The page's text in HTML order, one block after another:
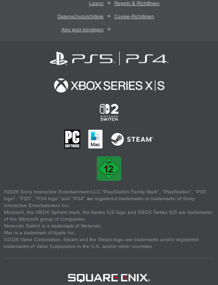
Lizenz Regeln & Richtlinien
Datenschutzrichtlinie Cookie-Richtlinien
Abo jetzt kündigen
©2026 Sony Interactive Entertainment LLC."PlayStation Family Mark", "PlayStation", "PS5
logo", "PS5", "PS4 logo" and "PS4" are registered trademarks or trademarks of Sony
Interactive Entertainment Inc.
Microsoft, the XBOX Sphere mark, the Series X|S logo and XBOX Series X|S are trademarks
of the Microsoft group of companies.
Nintendo Switch is a trademark of Nintendo.
Mac is a trademark of Apple Inc.
©2026 Valve Corporation. Steam and the Steam logo are trademarks and/or registered
trademarks of Valve Corporation in the U.S. and/or other countries.